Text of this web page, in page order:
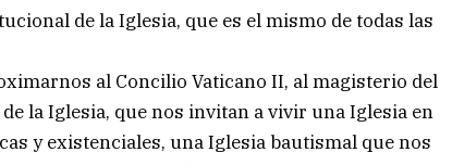
de la Iglesia, que es el mismo de todas las
al Concilio Vaticano II, al magisterio del
la Iglesia, que nos invitan a vivir una Iglesia en
y existenciales, una Iglesia bautismal que nos